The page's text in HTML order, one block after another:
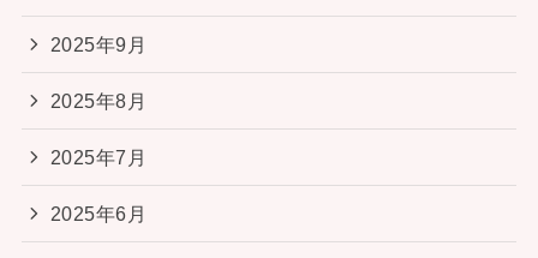
2025年9月
2025年8月
2025年7月
2025年6月